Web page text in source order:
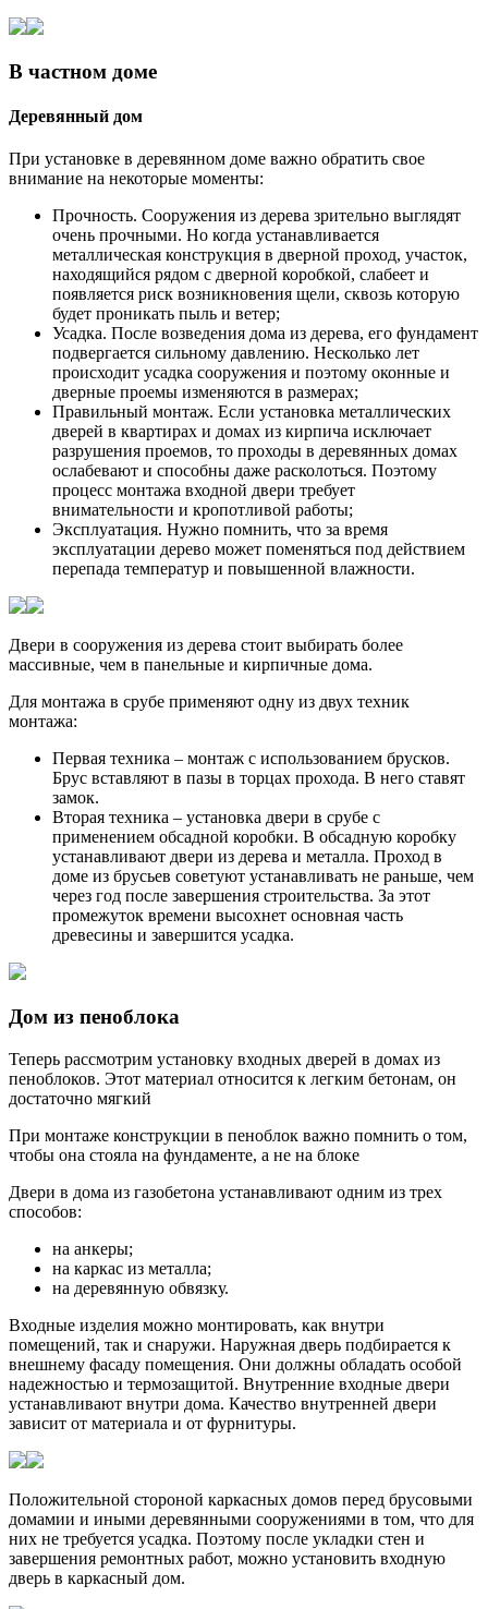
В частном доме
Деревянный дом
При установке в деревянном доме важно обратить свое
внимание на некоторые моменты:
Прочность. Сооружения из дерева зрительно выглядят
очень прочными. Но когда устанавливается
металлическая конструкция в дверной проход, участок,
находящийся рядом с дверной коробкой, слабеет и
появляется риск возникновения щели, сквозь которую
будет проникать пыль и ветер;
Усадка. После возведения дома из дерева, его фундамент
подвергается сильному давлению. Несколько лет
происходит усадка сооружения и поэтому оконные и
дверные проемы изменяются в размерах;
Правильный монтаж. Если установка металлических
дверей в квартирах и домах из кирпича исключает
разрушения проемов, то проходы в деревянных домах
ослабевают и способны даже расколоться. Поэтому
процесс монтажа входной двери требует
внимательности и кропотливой работы;
Эксплуатация. Нужно помнить, что за время
эксплуатации дерево может поменяться под действием
перепада температур и повышенной влажности.
Двери в сооружения из дерева стоит выбирать более
массивные, чем в панельные и кирпичные дома.
Для монтажа в срубе применяют одну из двух техник
монтажа:
Первая техника – монтаж с использованием брусков.
Брус вставляют в пазы в торцах прохода. В него ставят
замок.
Вторая техника – установка двери в срубе с
применением обсадной коробки. В обсадную коробку
устанавливают двери из дерева и металла. Проход в
доме из брусьев советуют устанавливать не раньше, чем
через год после завершения строительства. За этот
промежуток времени высохнет основная часть
древесины и завершится усадка.
Дом из пеноблока
Теперь рассмотрим установку входных дверей в домах из
пеноблоков. Этот материал относится к легким бетонам, он
достаточно мягкий
При монтаже конструкции в пеноблок важно помнить о том,
чтобы она стояла на фундаменте, а не на блоке
Двери в дома из газобетона устанавливают одним из трех
способов:
на анкеры;
на каркас из металла;
на деревянную обвязку.
Входные изделия можно монтировать, как внутри
помещений, так и снаружи. Наружная дверь подбирается к
внешнему фасаду помещения. Они должны обладать особой
надежностью и термозащитой. Внутренние входные двери
устанавливают внутри дома. Качество внутренней двери
зависит от материала и от фурнитуры.
Положительной стороной каркасных домов перед брусовыми
домамии и иными деревянными сооружениями в том, что для
них не требуется усадка. Поэтому после укладки стен и
завершения ремонтных работ, можно установить входную
дверь в каркасный дом.